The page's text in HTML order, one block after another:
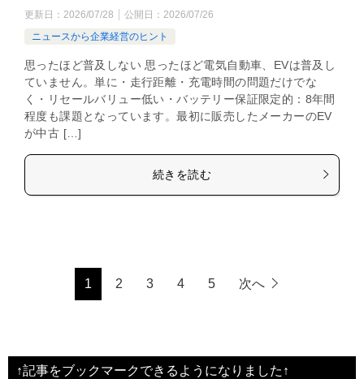
更新日： 2026/07/28 公開日： 2026/07/26
ニュースから企業経営のヒント
思ったほど普及しない 思ったほど電気自動車、EVは普及し
ていません。単に・走行距離・充電時間の問題だけでな
く・リセールバリュー低い・バッテリー保証限定的：8年間
程度も課題となっています。最初に販売したメーカーのEV
が中古 […]
続きを読む
1 2 3 4 5 次へ
↑記事をブックマークできるようになりました↑